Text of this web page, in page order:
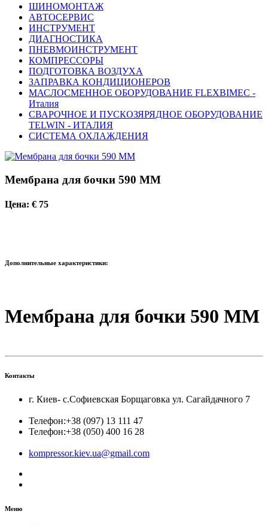
ШИНОМОНТАЖ
АВТОСЕРВИС
ИНСТРУМЕНТ
ДИАГНОСТИКА
ПНЕВМОИНСТРУМЕНТ
КОМПРЕССОРЫ
ПОДГОТОВКА ВОЗДУХА
ЗАПРАВКА КОНДИЦИОНЕРОВ
МАСЛОСМЕННОЕ ОБОРУДОВАНИЕ FLEXBIMEC -
Италия
СВАРОЧНОЕ И ПУСКОЗЯРЯДНОЕ ОБОРУДОВАНИЕ
TELWIN - ИТАЛИЯ
СИСТЕМА ОХЛАЖДЕНИЯ
Мембрана для бочки 590 ММ
Цена: € 75
Дополнительные характеристики:
Мембрана для бочки 590 ММ
Контакты
г. Киев- с.Софиевская Борщаговка ул. Сагайдачного 7
Телефон:+38 (097) 13 111 47
Телефон:+38 (050) 400 16 28
kompressor.kiev.ua@gmail.com
Меню